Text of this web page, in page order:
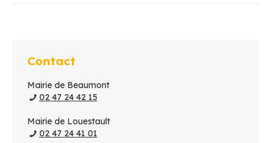
Contact
Mairie de Beaumont
02 47 24 42 15
Mairie de Louestault
02 47 24 41 01